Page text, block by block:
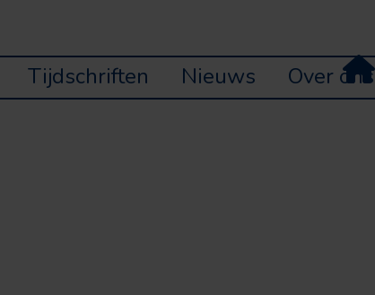
Tijdschriften Nieuws Over ons